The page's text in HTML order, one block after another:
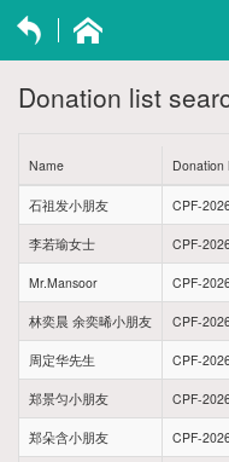
Donation list
Name Donation
石祖发小朋友 CPF-
李若瑜女士 CPF-
Mr.Mansoor CPF-
林奕晨 余奕晞小朋友 CPF-
周定华先生 CPF-
郑景匀小朋友 CPF-
郑朵含小朋友 CPF-